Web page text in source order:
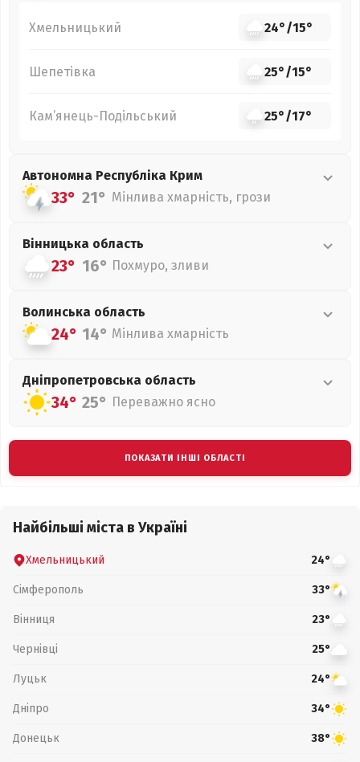
Хмельницький 24°/15°
Шепетівка 25°/15°
Кам’янець-Подільський 25°/17°
Автономна Республіка Крим
33° 21° Мінлива хмарність, грози
Вінницька область
23° 16° Похмуро, зливи
Волинська область
24° 14° Мінлива хмарність
Дніпропетровська область
34° 25° Переважно ясно
ПОКАЗАТИ ІНШІ ОБЛАСТІ
Найбільші міста в Україні
Хмельницький 24°
Сімферополь 33°
Вінниця 23°
Чернівці 25°
Луцьк 24°
Дніпро 34°
Донецьк 38°